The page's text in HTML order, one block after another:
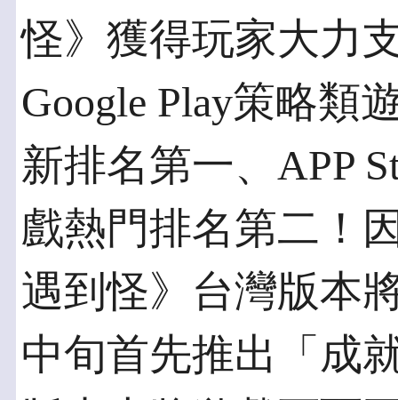
怪》獲得玩家大力
Google Play策略類
新排名第一、APP
戲熱門排名第二！
遇到怪》台灣版本
中旬首先推出「成